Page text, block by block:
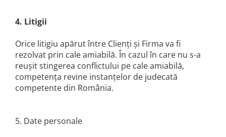
Mobilier pentru gradina
Pompe de apa
Motopompe
Accesorii pentru irigatii
Furtunuri
Pompe de apa de suprafata
4. Litigii
Orice litigiu apărut între Clienţi şi Firma va fi
rezolvat prin cale amiabilă. În cazul în care nu s-a
reuşit stingerea conflictului pe cale amiabilă,
competenţa revine instanţelor de judecată
competente din România.
5. Date personale